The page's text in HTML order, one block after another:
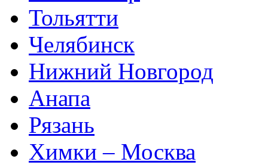
Тольятти
Челябинск
Нижний Новгород
Анапа
Рязань
Химки – Москва